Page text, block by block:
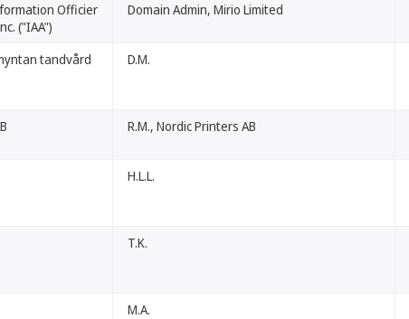
Officier
("IAA")
Domain Admin, Mirio Limited
tandvård D.M.
R.M., Nordic Printers AB
H.L.L.
T.K.
M.A.